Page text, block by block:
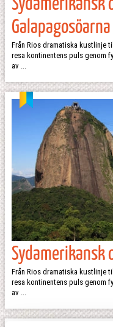
Sydamerikansk
Galapagosöarna
Från Rios dramatiska kustlinje
resa kontinentens puls genom
av ...
Sydamerikansk
Från Rios dramatiska kustlinje
resa kontinentens puls genom
av ...